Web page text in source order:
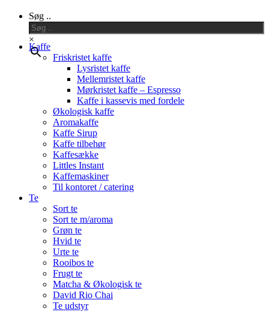
Søg ..
×
Kaffe
Friskristet kaffe
Lysristet kaffe
Mellemristet kaffe
Mørkristet kaffe – Espresso
Kaffe i kassevis med fordele
Økologisk kaffe
Aromakaffe
Kaffe Sirup
Kaffe tilbehør
Kaffesække
Littles Instant
Kaffemaskiner
Til kontoret / catering
Te
Sort te
Sort te m/aroma
Grøn te
Hvid te
Urte te
Rooibos te
Frugt te
Matcha & Økologisk te
David Rio Chai
Te udstyr